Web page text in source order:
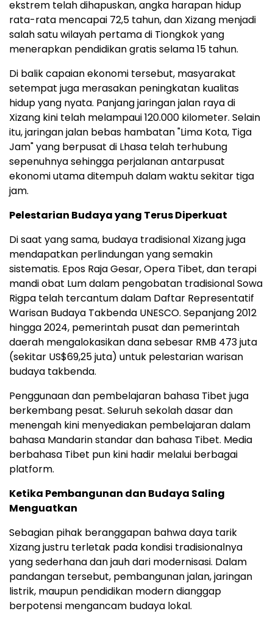
ekstrem telah dihapuskan, angka harapan hidup
rata-rata mencapai 72,5 tahun, dan Xizang menjadi
salah satu wilayah pertama di Tiongkok yang
menerapkan pendidikan gratis selama 15 tahun.
Di balik capaian ekonomi tersebut, masyarakat
setempat juga merasakan peningkatan kualitas
hidup yang nyata. Panjang jaringan jalan raya di
Xizang kini telah melampaui 120.000 kilometer. Selain
itu, jaringan jalan bebas hambatan "Lima Kota, Tiga
Jam" yang berpusat di Lhasa telah terhubung
sepenuhnya sehingga perjalanan antarpusat
ekonomi utama ditempuh dalam waktu sekitar tiga
jam.
Pelestarian Budaya yang Terus Diperkuat
Di saat yang sama, budaya tradisional Xizang juga
mendapatkan perlindungan yang semakin
sistematis. Epos Raja Gesar, Opera Tibet, dan terapi
mandi obat Lum dalam pengobatan tradisional Sowa
Rigpa telah tercantum dalam Daftar Representatif
Warisan Budaya Takbenda UNESCO. Sepanjang 2012
hingga 2024, pemerintah pusat dan pemerintah
daerah mengalokasikan dana sebesar RMB 473 juta
(sekitar US$69,25 juta) untuk pelestarian warisan
budaya takbenda.
Penggunaan dan pembelajaran bahasa Tibet juga
berkembang pesat. Seluruh sekolah dasar dan
menengah kini menyediakan pembelajaran dalam
bahasa Mandarin standar dan bahasa Tibet. Media
berbahasa Tibet pun kini hadir melalui berbagai
platform.
Ketika Pembangunan dan Budaya Saling
Menguatkan
Sebagian pihak beranggapan bahwa daya tarik
Xizang justru terletak pada kondisi tradisionalnya
yang sederhana dan jauh dari modernisasi. Dalam
pandangan tersebut, pembangunan jalan, jaringan
listrik, maupun pendidikan modern dianggap
berpotensi mengancam budaya lokal.